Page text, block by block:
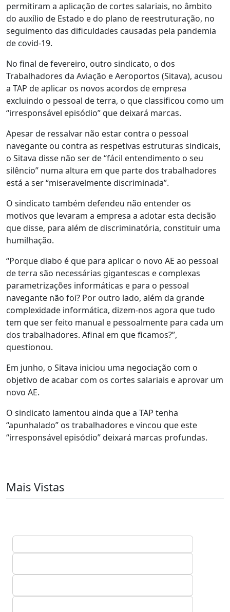
permitiram a aplicação de cortes salariais, no âmbito
do auxílio de Estado e do plano de reestruturação, no
seguimento das dificuldades causadas pela pandemia
de covid-19.
No final de fevereiro, outro sindicato, o dos
Trabalhadores da Aviação e Aeroportos (Sitava), acusou
a TAP de aplicar os novos acordos de empresa
excluindo o pessoal de terra, o que classificou como um
“irresponsável episódio” que deixará marcas.
Apesar de ressalvar não estar contra o pessoal
navegante ou contra as respetivas estruturas sindicais,
o Sitava disse não ser de “fácil entendimento o seu
silêncio” numa altura em que parte dos trabalhadores
está a ser “miseravelmente discriminada”.
O sindicato também defendeu não entender os
motivos que levaram a empresa a adotar esta decisão
que disse, para além de discriminatória, constituir uma
humilhação.
“Porque diabo é que para aplicar o novo AE ao pessoal
de terra são necessárias gigantescas e complexas
parametrizações informáticas e para o pessoal
navegante não foi? Por outro lado, além da grande
complexidade informática, dizem-nos agora que tudo
tem que ser feito manual e pessoalmente para cada um
dos trabalhadores. Afinal em que ficamos?”,
questionou.
Em junho, o Sitava iniciou uma negociação com o
objetivo de acabar com os cortes salariais e aprovar um
novo AE.
O sindicato lamentou ainda que a TAP tenha
“apunhalado” os trabalhadores e vincou que este
“irresponsável episódio” deixará marcas profundas.
Mais Vistas